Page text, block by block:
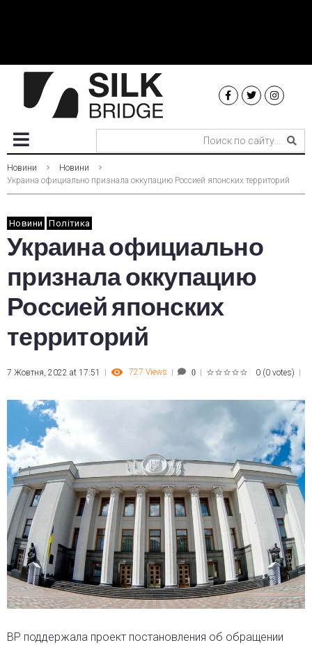
Новини
Новини
Украина официально признала оккупацию Россией японских территорий
Новини Політика
Украина официально
признала оккупацию
Россией японских
территорий
7 Жовтня, 2022 at 17:51 727 Views 0 0 (0 votes)
ВР поддержала проект постановления об обращении